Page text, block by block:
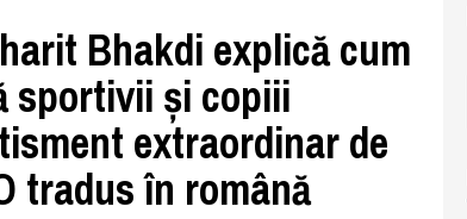
Bhakdi explică cum
sportivii și copiii
extraordinar de
tradus în română